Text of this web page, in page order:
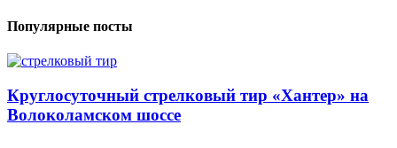
Популярные посты
Круглосуточный стрелковый тир «Хантер» на
Волоколамском шоссе